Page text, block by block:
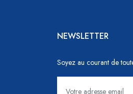
NEWSLETTER
Soyez au courant de